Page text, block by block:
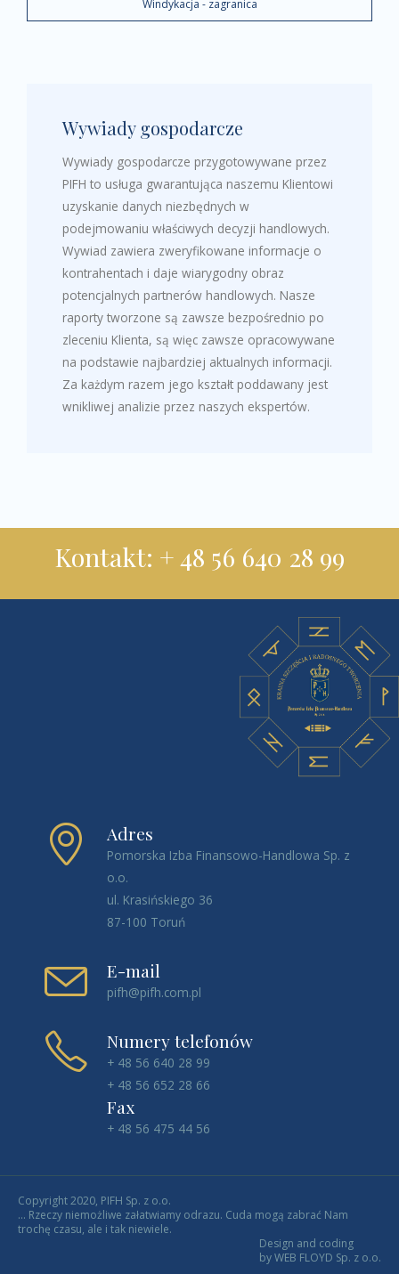
Windykacja - zagranica
Wywiady gospodarcze
Wywiady gospodarcze przygotowywane przez
PIFH to usługa gwarantująca naszemu Klientowi
uzyskanie danych niezbędnych w
podejmowaniu właściwych decyzji handlowych.
Wywiad zawiera zweryfikowane informacje o
kontrahentach i daje wiarygodny obraz
potencjalnych partnerów handlowych. Nasze
raporty tworzone są zawsze bezpośrednio po
zleceniu Klienta, są więc zawsze opracowywane
na podstawie najbardziej aktualnych informacji.
Za każdym razem jego kształt poddawany jest
wnikliwej analizie przez naszych ekspertów.
Kontakt: + 48 56 640 28 99
Adres
Pomorska Izba Finansowo-Handlowa Sp. z
o.o.
ul. Krasińskiego 36
87-100 Toruń
E-mail
pifh@pifh.com.pl
Numery telefonów
+ 48 56 640 28 99
+ 48 56 652 28 66
Fax
+ 48 56 475 44 56
Copyright 2020, PIFH Sp. z o.o.
... Rzeczy niemożliwe załatwiamy odrazu. Cuda mogą zabrać Nam
trochę czasu, ale i tak niewiele.
Design and coding
by WEB FLOYD Sp. z o.o.